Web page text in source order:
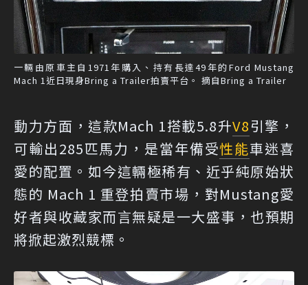
一輛由原車主自1971年購入、持有長達49年的Ford Mustang
Mach 1近日現身Bring a Trailer拍賣平台。 摘自Bring a Trailer
動力方面，這款Mach 1搭載5.8升V8引擎，
可輸出285匹馬力，是當年備受性能車迷喜
愛的配置。如今這輛極稀有、近乎純原始狀
態的 Mach 1 重登拍賣市場，對Mustang愛
好者與收藏家而言無疑是一大盛事，也預期
將掀起激烈競標。